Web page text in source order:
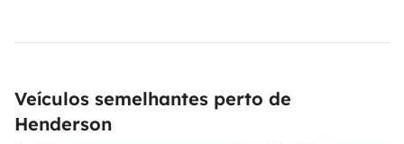
Veículos semelhantes perto de
Henderson